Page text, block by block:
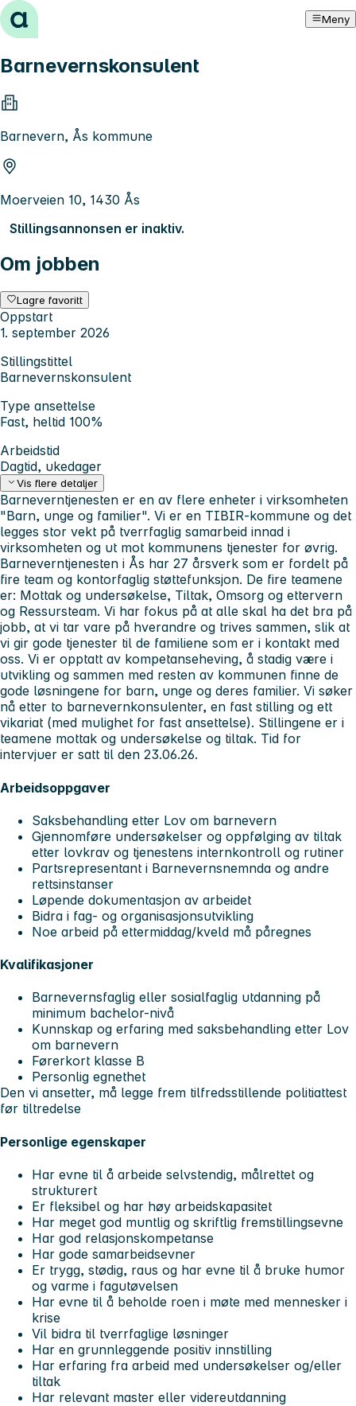
Hopp til innhold Meny
Barnevernskonsulent
Barnevern, Ås kommune
Moerveien 10, 1430 Ås
Stillingsannonsen er inaktiv.
Om jobben
Lagre favoritt
Oppstart
1. september 2026
Stillingstittel
Barnevernskonsulent
Type ansettelse
Fast, heltid 100%
Arbeidstid
Dagtid, ukedager
Vis flere detaljer
Barneverntjenesten er en av flere enheter i virksomheten
"Barn, unge og familier". Vi er en TIBIR-kommune og det
legges stor vekt på tverrfaglig samarbeid innad i
virksomheten og ut mot kommunens tjenester for øvrig.
Barneverntjenesten i Ås har 27 årsverk som er fordelt på
fire team og kontorfaglig støttefunksjon. De fire teamene
er: Mottak og undersøkelse, Tiltak, Omsorg og ettervern
og Ressursteam. Vi har fokus på at alle skal ha det bra på
jobb, at vi tar vare på hverandre og trives sammen, slik at
vi gir gode tjenester til de familiene som er i kontakt med
oss. Vi er opptatt av kompetanseheving, å stadig være i
utvikling og sammen med resten av kommunen finne de
gode løsningene for barn, unge og deres familier. Vi søker
nå etter to barnevernkonsulenter, en fast stilling og ett
vikariat (med mulighet for fast ansettelse). Stillingene er i
teamene mottak og undersøkelse og tiltak. Tid for
intervjuer er satt til den 23.06.26.
Arbeidsoppgaver
Saksbehandling etter Lov om barnevern
Gjennomføre undersøkelser og oppfølging av tiltak
etter lovkrav og tjenestens internkontroll og rutiner
Partsrepresentant i Barnevernsnemnda og andre
rettsinstanser
Løpende dokumentasjon av arbeidet
Bidra i fag- og organisasjonsutvikling
Noe arbeid på ettermiddag/kveld må påregnes
Kvalifikasjoner
Barnevernsfaglig eller sosialfaglig utdanning på
minimum bachelor-nivå
Kunnskap og erfaring med saksbehandling etter Lov
om barnevern
Førerkort klasse B
Personlig egnethet
Den vi ansetter, må legge frem tilfredsstillende politiattest
før tiltredelse
Personlige egenskaper
Har evne til å arbeide selvstendig, målrettet og
strukturert
Er fleksibel og har høy arbeidskapasitet
Har meget god muntlig og skriftlig fremstillingsevne
Har god relasjonskompetanse
Har gode samarbeidsevner
Er trygg, stødig, raus og har evne til å bruke humor
og varme i fagutøvelsen
Har evne til å beholde roen i møte med mennesker i
krise
Vil bidra til tverrfaglige løsninger
Har en grunnleggende positiv innstilling
Har erfaring fra arbeid med undersøkelser og/eller
tiltak
Har relevant master eller videreutdanning